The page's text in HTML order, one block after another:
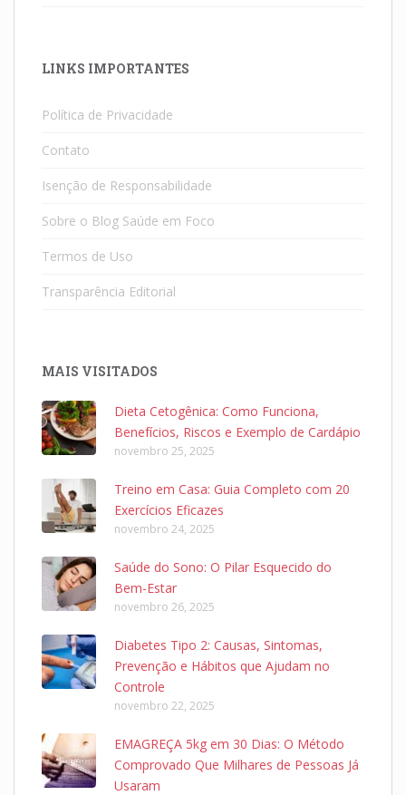
LINKS IMPORTANTES
Política de Privacidade
Contato
Isenção de Responsabilidade
Sobre o Blog Saúde em Foco
Termos de Uso
Transparência Editorial
MAIS VISITADOS
Dieta Cetogênica: Como Funciona,
Benefícios, Riscos e Exemplo de Cardápio
novembro 25, 2025
Treino em Casa: Guia Completo com 20
Exercícios Eficazes
novembro 24, 2025
Saúde do Sono: O Pilar Esquecido do
Bem-Estar
novembro 26, 2025
Diabetes Tipo 2: Causas, Sintomas,
Prevenção e Hábitos que Ajudam no
Controle
novembro 22, 2025
EMAGREÇA 5kg em 30 Dias: O Método
Comprovado Que Milhares de Pessoas Já
Usaram